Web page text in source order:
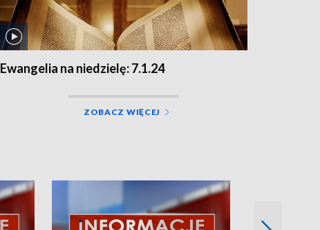
Ewangelia na niedzielę: 7.1.24
ZOBACZ WIĘCEJ